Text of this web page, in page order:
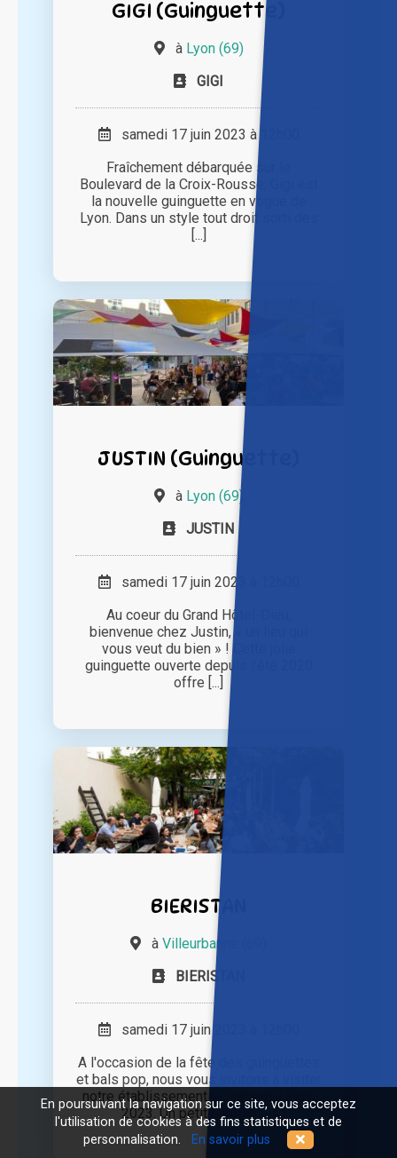
GIGI (Guinguette)
à Lyon (69)
GIGI
samedi 17 juin 2023 à 12h00
Fraîchement débarquée sur le
Boulevard de la Croix-Rousse, Gigi est
la nouvelle guinguette en vogue de
Lyon. Dans un style tout droit sorti des
[...]
JUSTIN (Guinguette)
à Lyon (69)
JUSTIN
samedi 17 juin 2023 à 12h00
Au coeur du Grand Hôtel-Dieu,
bienvenue chez Justin, « un lieu qui
vous veut du bien » ! Cette jolie
guinguette ouverte depuis l'été 2020
offre [...]
BIERISTAN
à Villeurbanne (69)
BIERISTAN
samedi 17 juin 2023 à 12h00
A l'occasion de la fête des guinguettes
et bals pop, nous vous invitons à visiter
notre établissement le samedi 17 juin
2023. Un petit paradis [...]
En poursuivant la navigation sur ce site, vous acceptez
l'utilisation de cookies à des fins statistiques et de
personnalisation.
En savoir plus